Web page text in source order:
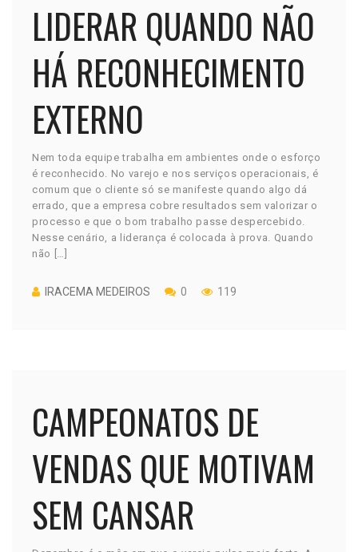
LIDERAR QUANDO NÃO
HÁ RECONHECIMENTO
EXTERNO
Nem toda equipe trabalha em ambientes onde o esforço
é reconhecido. No varejo e nos serviços operacionais, é
comum que o cliente só se manifeste quando algo dá
errado, que a empresa cobre resultados sem valorizar o
processo e que o bom trabalho passe despercebido.
Nesse cenário, a liderança é colocada à prova. Quando
não […]
IRACEMA MEDEIROS 0 119
CAMPEONATOS DE
VENDAS QUE MOTIVAM
SEM CANSAR